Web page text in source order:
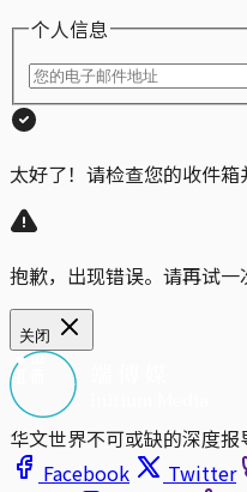
个人信息
太好了！请检查您的收件箱
抱歉，出现错误。请再试一
关闭
华文世界不可或缺的深度
Facebook
Twitter